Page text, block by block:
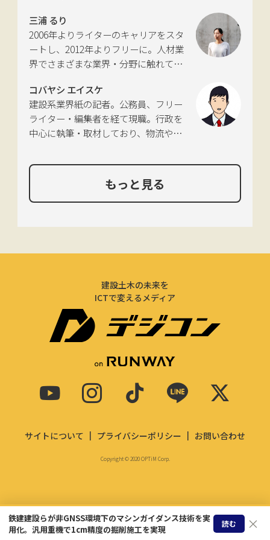
仕事をしていたため、小さな頃から憧
れあり。
三浦 るり
2006年よりライターのキャリアをスタ
ートし、2012年よりフリーに。人材業
界でさまざまな業界・分野に触れてき
を手掛ける。現在は特に建築や不動
産、さらにはDX分野を探究中。
コバヤシ エイスケ
建設系業界紙の記者。公務員、フリー
ライター・編集者を経て現職。行政を
中心に執筆・取材しており、物流や環
もっと見る
建設土木の未来を
ICTで変えるメディア
サイトについて プライバシーポリシー お問い合わせ
Copyright © 2020 OPTiM Corp.
鉄建建設らが非GNSS環境下のマシンガイダンス技術を実
用化。汎用重機で1cm精度の掘削施工を実現
読む ×